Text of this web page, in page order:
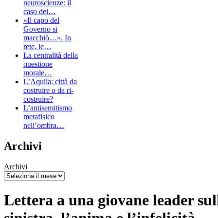
neuroscienze: il
caso dei…
«Il capo del
Governo si
macchiò…». In
rete, le…
La centralità della
questione
morale…
L’Aquila: città da
costruire o da ri-
costruire?
L’antisemitismo
metafisico
nell’ombra…
Archivi
Archivi
Lettera a una giovane leader